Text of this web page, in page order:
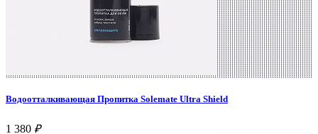
Водоотталкивающая Пропитка Solemate Ultra Shield
1 380 ₽